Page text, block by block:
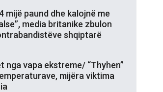
mijë paund dhe kalojnë me
media britanike zbulon
shqiptarë
nga vapa ekstreme/ “Thyhen”
mijëra viktima